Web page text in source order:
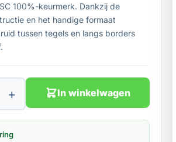
100%-keurmerk. Dankzij de
en het handige formaat
tussen tegels en langs borders
+ In winkelwagen